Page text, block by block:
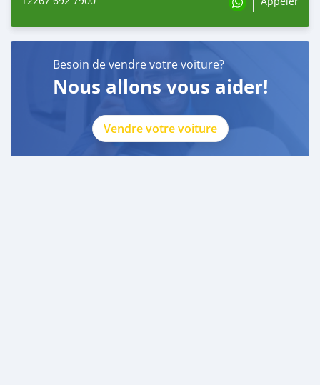
Besoin de vendre votre voiture?
Nous allons vous aider!
Vendre votre voiture